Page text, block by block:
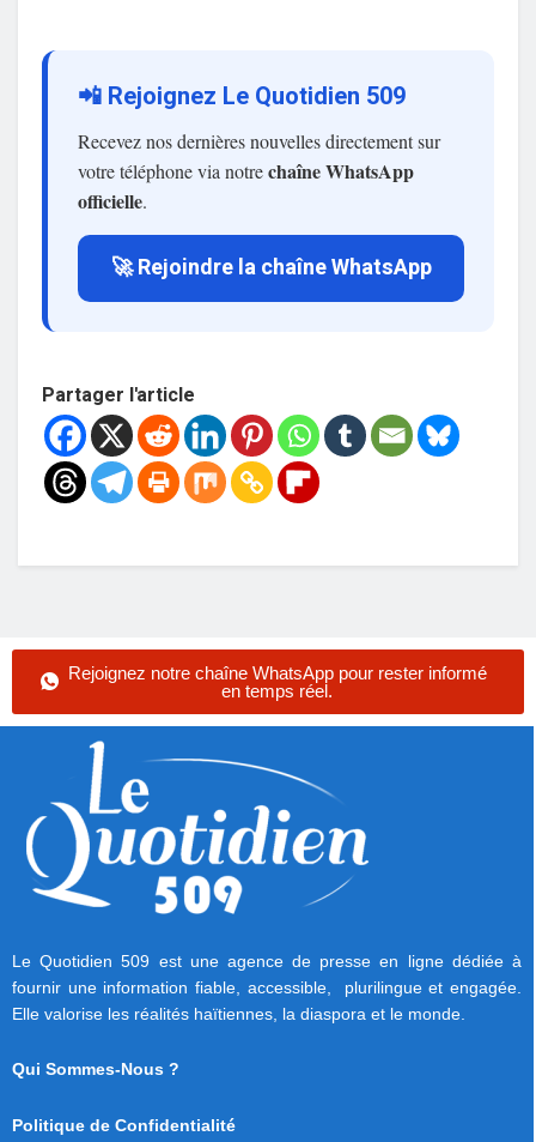
📲 Rejoignez Le Quotidien 509
Recevez nos dernières nouvelles directement sur
votre téléphone via notrechaîne WhatsApp
officielle.
🚀 Rejoindre la chaîne WhatsApp
Partager l'article
Rejoignez notre chaîne WhatsApp pour rester informé
en temps réel.
Le Quotidien 509 est une agence de presse en ligne dédiée à
fournir une information fiable, accessible, plurilingue et engagée.
Elle valorise les réalités haïtiennes, la diaspora et le monde.
Qui Sommes-Nous ?
Politique de Confidentialité